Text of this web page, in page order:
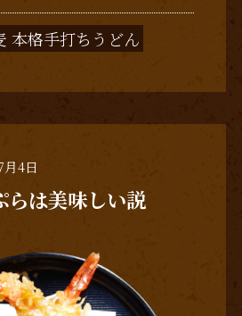
本格手打ちうどん
月4日
らは美味しい説